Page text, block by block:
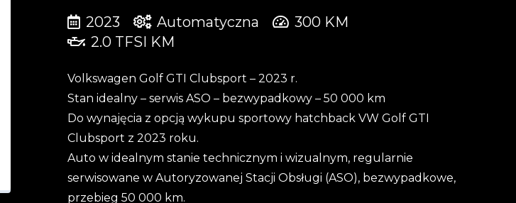
2023 Automatyczna 300 KM
2.0 TFSI KM
Volkswagen Golf GTI Clubsport – 2023 r.
Stan idealny – serwis ASO – bezwypadkowy – 50 000 km
Do wynajęcia z opcją wykupu sportowy hatchback VW Golf GTI
Clubsport z 2023 roku.
Auto w idealnym stanie technicznym i wizualnym, regularnie
serwisowane w Autoryzowanej Stacji Obsługi (ASO), bezwypadkowe,
przebieg 50 000 km.